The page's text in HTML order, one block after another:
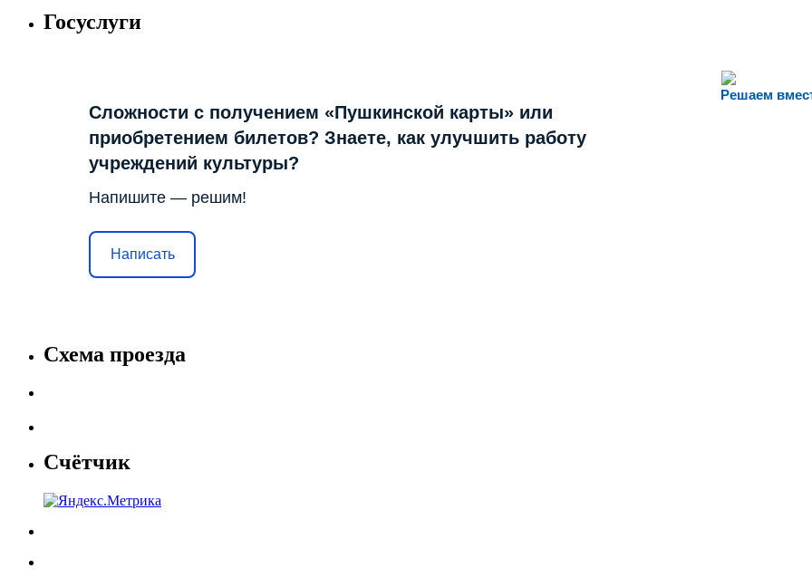
Госуслуги
Решаем
Сложности с получением «Пушкинской карты» или
приобретением билетов? Знаете, как улучшить работу
учреждений культуры?
Напишите — решим!
Написать
Схема проезда
Счётчик